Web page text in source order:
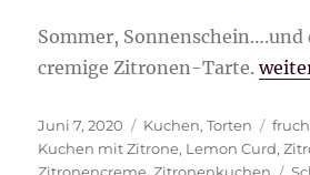
Sommer, Sonnenschein….und
cremige Zitronen-Tarte.
Veröffentlicht
am
Juni 7, 2020 Kategorien
Kuchen,Torten
Kuchen mit Zitrone, Lemon Curd,